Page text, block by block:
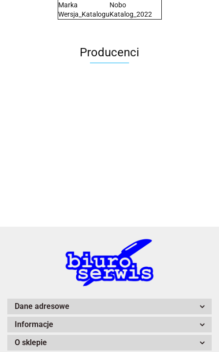
Marka
Nobo
Wersja_KataloguKatalog_2022
Producenci
A4 Tech
Dane adresowe
Informacje
O sklepie